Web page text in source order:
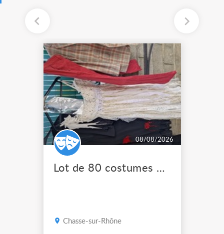
08/08/2026
Lot de 80 costumes de scène pro
Chasse-sur-Rhône